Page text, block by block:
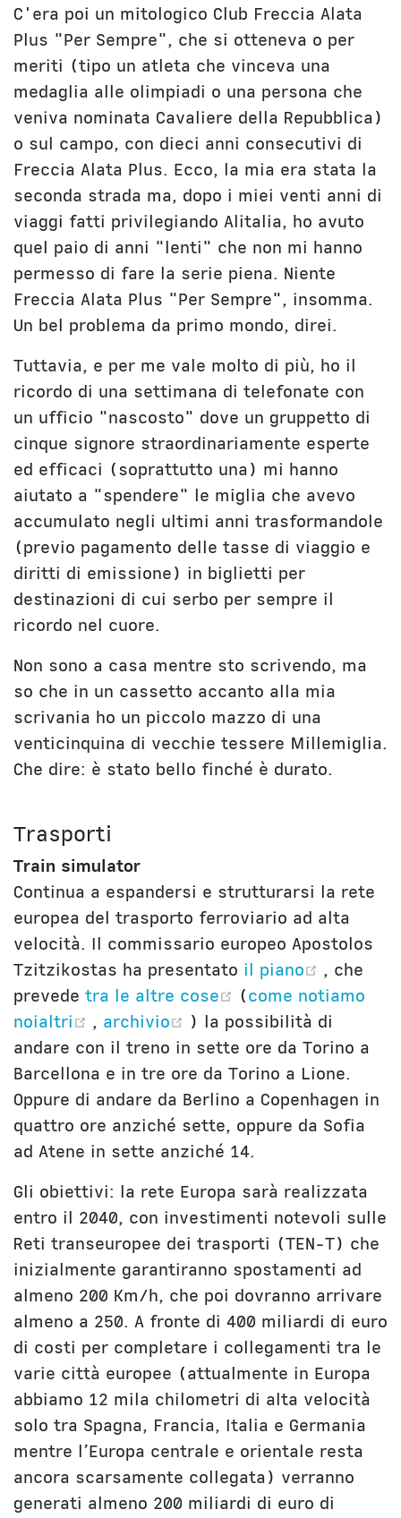
C'era poi un mitologico Club Freccia Alata
Plus "Per Sempre", che si otteneva o per
meriti (tipo un atleta che vinceva una
medaglia alle olimpiadi o una persona che
veniva nominata Cavaliere della Repubblica)
o sul campo, con dieci anni consecutivi di
Freccia Alata Plus. Ecco, la mia era stata la
seconda strada ma, dopo i miei venti anni di
viaggi fatti privilegiando Alitalia, ho avuto
quel paio di anni "lenti" che non mi hanno
permesso di fare la serie piena. Niente
Freccia Alata Plus "Per Sempre", insomma.
Un bel problema da primo mondo, direi.
Tuttavia, e per me vale molto di più, ho il
ricordo di una settimana di telefonate con
un ufficio "nascosto" dove un gruppetto di
cinque signore straordinariamente esperte
ed efficaci (soprattutto una) mi hanno
aiutato a "spendere" le miglia che avevo
accumulato negli ultimi anni trasformandole
(previo pagamento delle tasse di viaggio e
diritti di emissione) in biglietti per
destinazioni di cui serbo per sempre il
ricordo nel cuore.
Non sono a casa mentre sto scrivendo, ma
so che in un cassetto accanto alla mia
scrivania ho un piccolo mazzo di una
venticinquina di vecchie tessere Millemiglia.
Che dire: è stato bello finché è durato.
Trasporti
Train simulator
Continua a espandersi e strutturarsi la rete
europea del trasporto ferroviario ad alta
velocità. Il commissario europeo Apostolos
Tzitzikostas ha presentato il piano (opens
, che
prevede tra le altre cose (opens new
(come notiamo
noialtri
(opens new window)
, archivio (opens new window)
) la possibilità di
andare con il treno in sette ore da Torino a
Barcellona e in tre ore da Torino a Lione.
Oppure di andare da Berlino a Copenhagen in
quattro ore anziché sette, oppure da Sofia
ad Atene in sette anziché 14.
Gli obiettivi: la rete Europa sarà realizzata
entro il 2040, con investimenti notevoli sulle
Reti transeuropee dei trasporti (TEN-T) che
inizialmente garantiranno spostamenti ad
almeno 200 Km/h, che poi dovranno arrivare
almeno a 250. A fronte di 400 miliardi di euro
di costi per completare i collegamenti tra le
varie città europee (attualmente in Europa
abbiamo 12 mila chilometri di alta velocità
solo tra Spagna, Francia, Italia e Germania
mentre l’Europa centrale e orientale resta
ancora scarsamente collegata) verranno
generati almeno 200 miliardi di euro di